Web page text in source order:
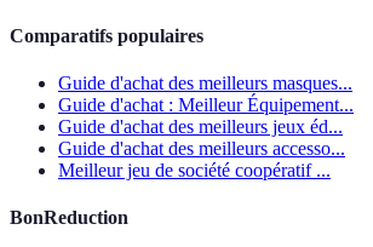
Comparatifs populaires
Guide d'achat des meilleurs masques...
Guide d'achat : Meilleur Équipement...
Guide d'achat des meilleurs jeux éd...
Guide d'achat des meilleurs accesso...
Meilleur jeu de société coopératif ...
BonReduction